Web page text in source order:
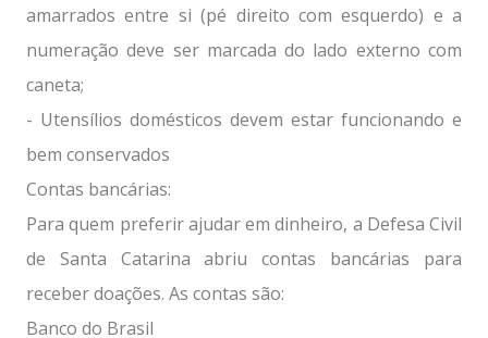
amarrados entre si (pé direito com esquerdo) e a
numeração deve ser marcada do lado externo com
caneta;
- Utensílios domésticos devem estar funcionando e
bem conservados
Contas bancárias:
Para quem preferir ajudar em dinheiro, a Defesa Civil
de Santa Catarina abriu contas bancárias para
receber doações. As contas são:
Banco do Brasil